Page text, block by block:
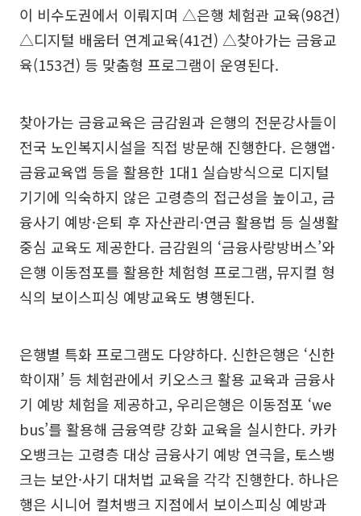
이 비수도권에서 이뤄지며 △은행 체험관 교육(98건)
△디지털 배움터 연계교육(41건) △찾아가는 금융교
육(153건) 등 맞춤형 프로그램이 운영된다.
찾아가는 금융교육은 금감원과 은행의 전문강사들이
전국 노인복지시설을 직접 방문해 진행한다. 은행앱·
금융교육앱 등을 활용한 1대1 실습방식으로 디지털
기기에 익숙하지 않은 고령층의 접근성을 높이고, 금
융사기 예방·은퇴 후 자산관리·연금 활용법 등 실생활
중심 교육도 제공한다. 금감원의 ‘금융사랑방버스’와
은행 이동점포를 활용한 체험형 프로그램, 뮤지컬 형
식의 보이스피싱 예방교육도 병행된다.
은행별 특화 프로그램도 다양하다. 신한은행은 ‘신한
학이재’ 등 체험관에서 키오스크 활용 교육과 금융사
기 예방 체험을 제공하고, 우리은행은 이동점포 ‘we
bus’를 활용해 금융역량 강화 교육을 실시한다. 카카
오뱅크는 고령층 대상 금융사기 예방 연극을, 토스뱅
크는 보안·사기 대처법 교육을 각각 진행한다. 하나은
행은 시니어 컬처뱅크 지점에서 보이스피싱 예방과